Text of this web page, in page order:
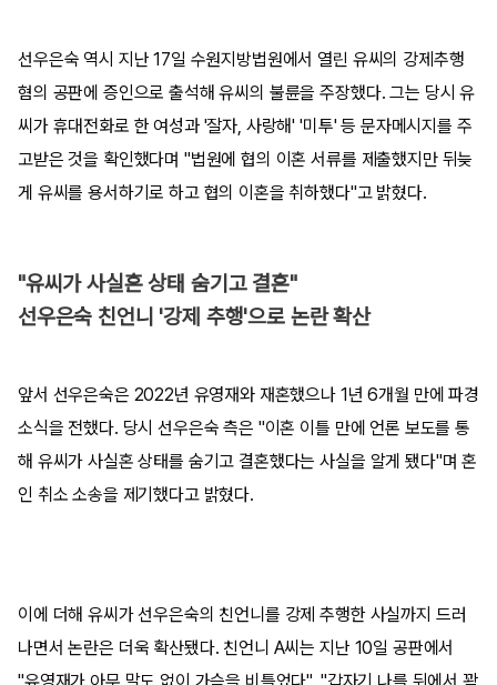
선우은숙 역시 지난 17일 수원지방법원에서 열린 유씨의 강제추행
혐의 공판에 증인으로 출석해 유씨의 불륜을 주장했다. 그는 당시 유
씨가 휴대전화로 한 여성과 '잘자, 사랑해' '미투' 등 문자메시지를 주
고받은 것을 확인했다며 "법원에 협의 이혼 서류를 제출했지만 뒤늦
게 유씨를 용서하기로 하고 협의 이혼을 취하했다"고 밝혔다.
"유씨가 사실혼 상태 숨기고 결혼"
선우은숙 친언니 '강제 추행'으로 논란 확산
앞서 선우은숙은 2022년 유영재와 재혼했으나 1년 6개월 만에 파경
소식을 전했다. 당시 선우은숙 측은 "이혼 이틀 만에 언론 보도를 통
해 유씨가 사실혼 상태를 숨기고 결혼했다는 사실을 알게 됐다"며 혼
인 취소 소송을 제기했다고 밝혔다.
이에 더해 유씨가 선우은숙의 친언니를 강제 추행한 사실까지 드러
나면서 논란은 더욱 확산됐다. 친언니 A씨는 지난 10일 공판에서